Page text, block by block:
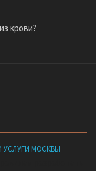
крови?
УСЛУГИ МОСКВЫ